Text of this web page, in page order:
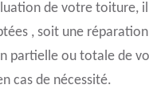
de votre toiture,
, soit une
partielle ou totale de
cas de nécessité.